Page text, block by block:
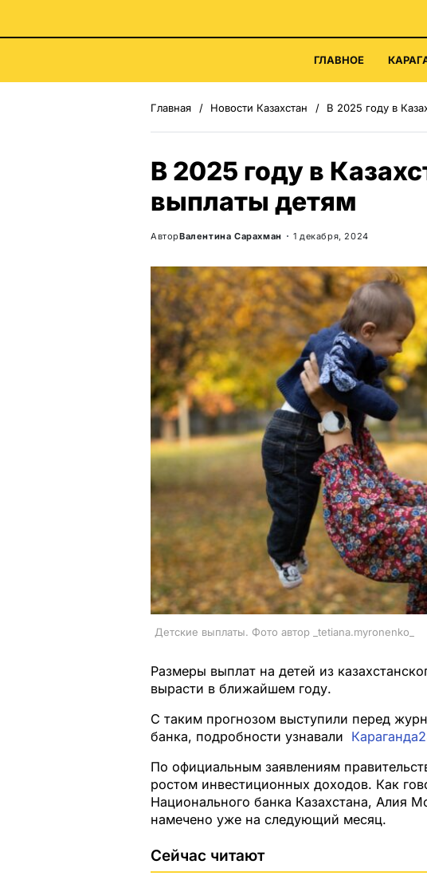
ГЛАВНОЕ
Главная Новости Казахстан В 2025 году в
В 2025 году в
выплаты детям
АвторВалентина Сарахман 1 декабря, 2024
Детские выплаты. Фото автор _tetiana.myronenko_
Размеры выплат на детей из
вырасти в ближайшем году.
С таким прогнозом выступили перед
банка, подробности узнавали
По официальным заявлениям
ростом инвестиционных доходов. Как
Национального банка Казахстана, Алия
намечено уже на следующий месяц.
Сейчас читают